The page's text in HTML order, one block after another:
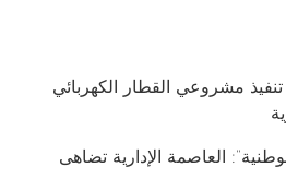
تنفيذ مشروعي القطار الكهربائي
العاصمة الإدارية تضاهى